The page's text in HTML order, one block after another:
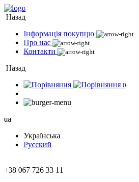
Назад
Інформація покупцю
Про нас
Контакти
Назад
0
ua
Українська
Русский
+38 067 726 33 11